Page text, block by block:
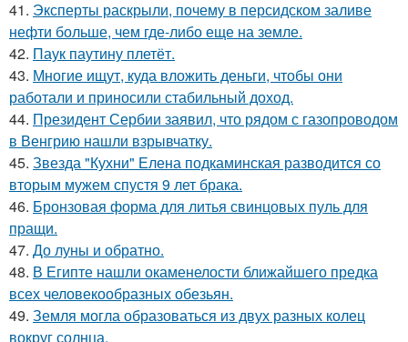
41. Эксперты раскрыли, почему в персидском заливе
нефти больше, чем где-либо еще на земле.
42. Паук паутину плетёт.
43. Многие ищут, куда вложить деньги, чтобы они
работали и приносили стабильный доход.
44. Президент Сербии заявил, что рядом с газопроводом
в Венгрию нашли взрывчатку.
45. Звезда "Кухни" Елена подкаминская разводится со
вторым мужем спустя 9 лет брака.
46. Бронзовая форма для литья свинцовых пуль для
пращи.
47. До луны и обратно.
48. В Египте нашли окаменелости ближайшего предка
всех человекообразных обезьян.
49. Земля могла образоваться из двух разных колец
вокруг солнца.